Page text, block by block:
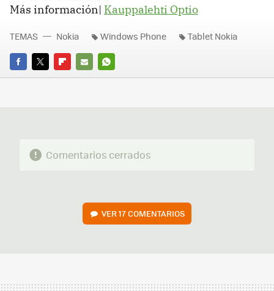
Más información| Kauppalehti Optio
FACEBOOK
TWITTERFLIPBOARD
E-
WHATSAPP
TEMAS Nokia Windows Phone Tablet Nokia
Comentarios cerrados
VER17 COMENTARIOS